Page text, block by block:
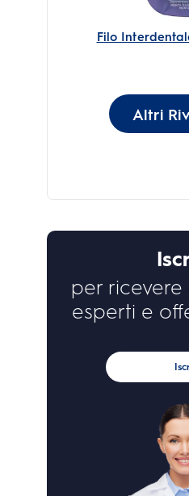
Filo
Altri
per
esperti e